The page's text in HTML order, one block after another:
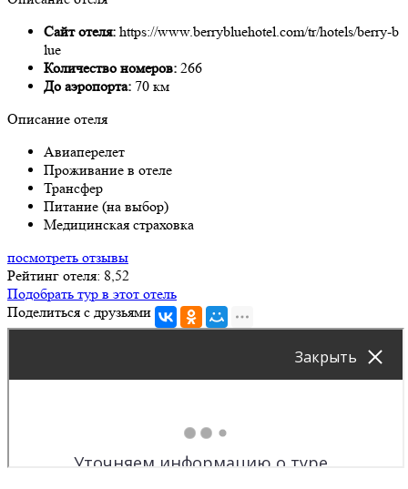
Сайт отеля: https://www.berrybluehotel.com/tr/hotels/berry-b
lue
Количество номеров: 266
До аэропорта: 70 км
Описание отеля
Авиаперелет
Проживание в отеле
Трансфер
Питание (на выбор)
Медицинская страховка
посмотреть отзывы
Рейтинг отеля: 8,52
Подобрать тур в этот отель
Поделиться с друзьями